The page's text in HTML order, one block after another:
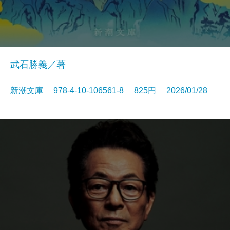
武石勝義／著
新潮文庫 978-4-10-106561-8 825円 2026/01/28